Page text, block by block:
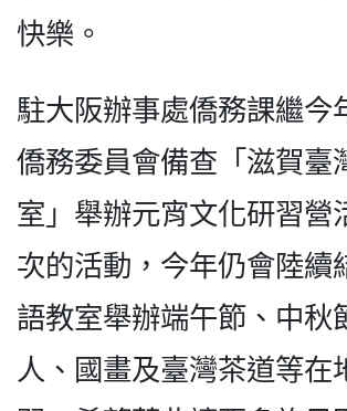
快樂。
駐大阪辦事處僑務課繼今
僑務委員會備查「滋賀臺
室」舉辦元宵文化研習營
次的活動，今年仍會陸續
語教室舉辦端午節、中秋
人、國畫及臺灣茶道等在